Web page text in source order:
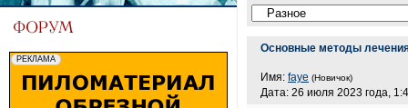
Основные методы
Имя: faye (Новичок)
Дата: 26 июля 2023 года,